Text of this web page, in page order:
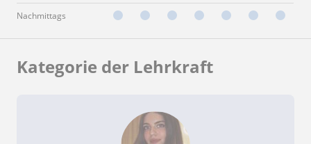
Nachmittags
Kategorie der Lehrkraft